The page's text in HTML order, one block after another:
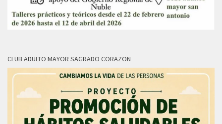
CLUB ADULTO MAYOR SAGRADO CORAZON